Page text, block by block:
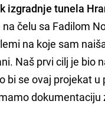
izgradnje tunela
čelu sa Fadilom
na koje sam
Naš prvi cilj je bio
bi se ovaj projekat